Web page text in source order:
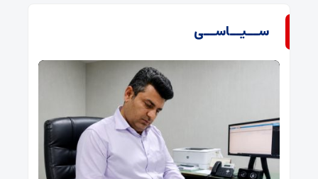
ســیــاســی